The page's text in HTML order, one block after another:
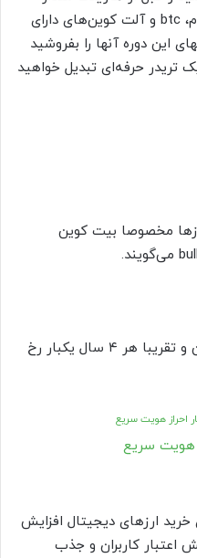
کافی از ارزهای مختلف مانند اتریوم، btc و آلت کوین‌های دارای
این دوره آنها را بفروشید
تریدر حرفه‌ای تبدیل خواهید
مخصوصا بیت کوین
بولران همزمان با هاوینگ بیت‌کوین و تقریبا هر ۴ سال یکبار رخ
احراز هویت سریع
ارزهای دیجیتال افزایش
اعتبار کاربران و جذب